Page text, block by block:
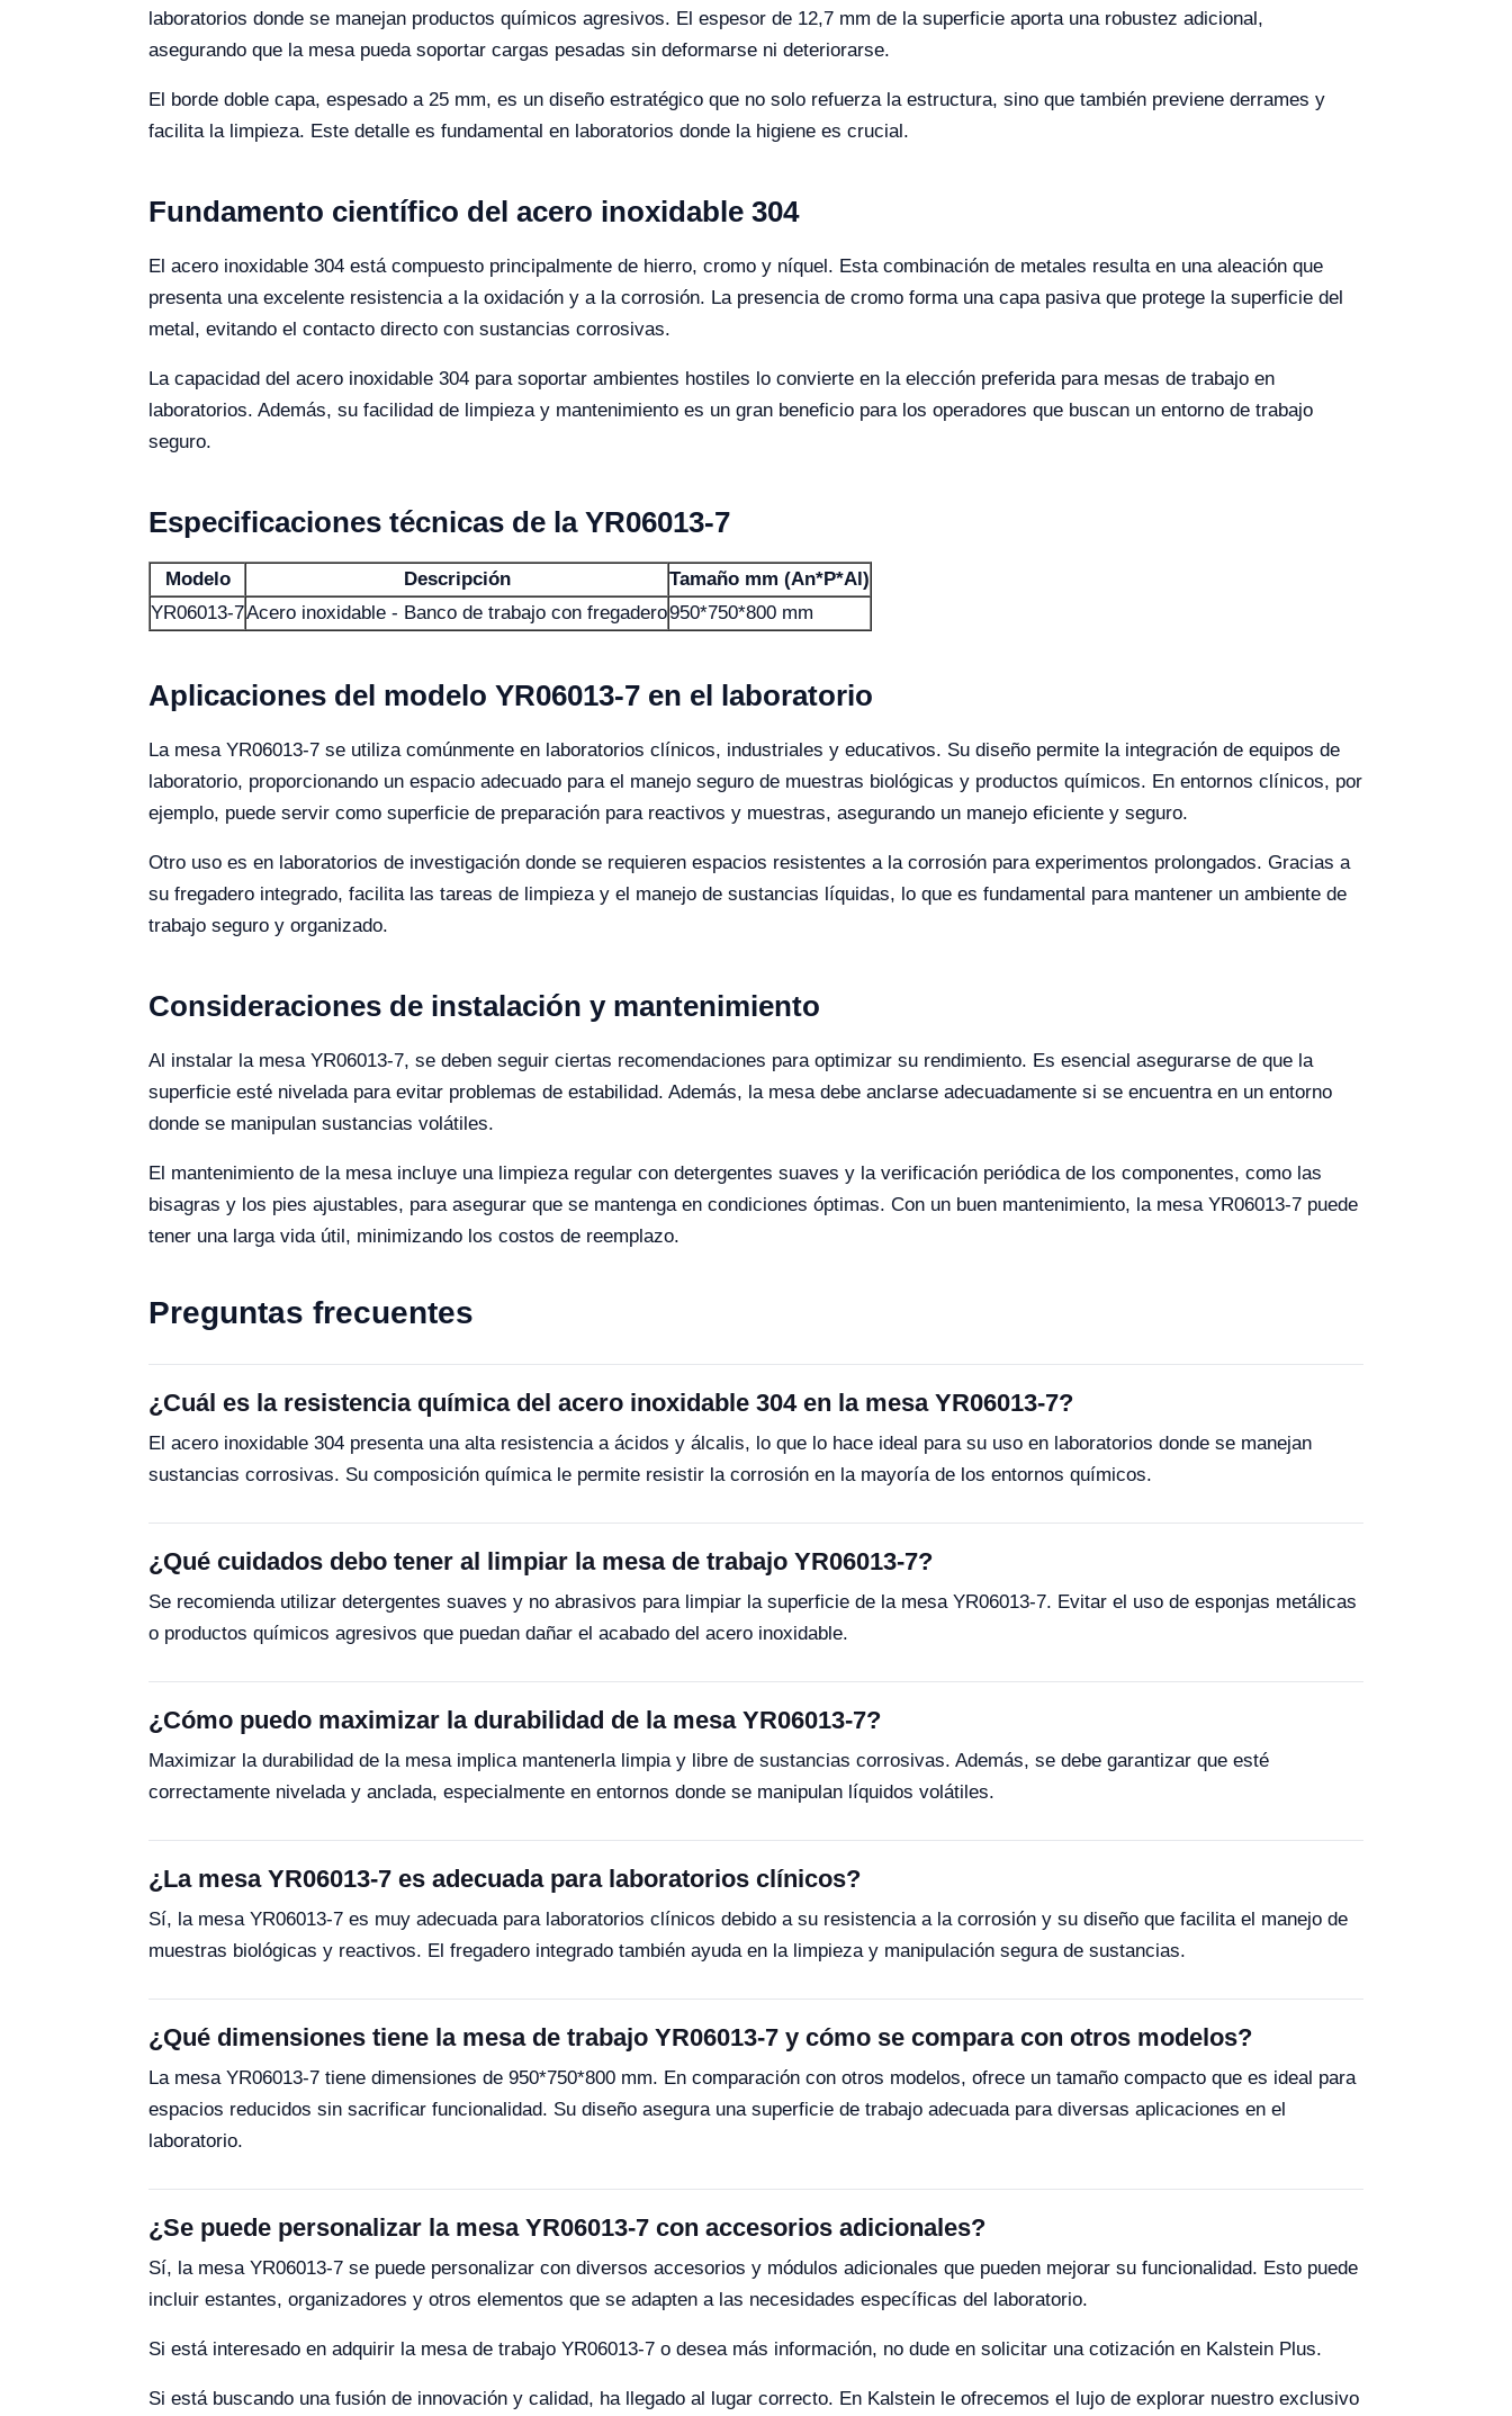
laboratorios donde se manejan productos químicos agresivos. El espesor de 12,7 mm de la superficie aporta una robustez adicional,
asegurando que la mesa pueda soportar cargas pesadas sin deformarse ni deteriorarse.
El borde doble capa, espesado a 25 mm, es un diseño estratégico que no solo refuerza la estructura, sino que también previene derrames y
facilita la limpieza. Este detalle es fundamental en laboratorios donde la higiene es crucial.
Fundamento científico del acero inoxidable 304
El acero inoxidable 304 está compuesto principalmente de hierro, cromo y níquel. Esta combinación de metales resulta en una aleación que
presenta una excelente resistencia a la oxidación y a la corrosión. La presencia de cromo forma una capa pasiva que protege la superficie del
metal, evitando el contacto directo con sustancias corrosivas.
La capacidad del acero inoxidable 304 para soportar ambientes hostiles lo convierte en la elección preferida para mesas de trabajo en
laboratorios. Además, su facilidad de limpieza y mantenimiento es un gran beneficio para los operadores que buscan un entorno de trabajo
seguro.
Especificaciones técnicas de la YR06013-7
Modelo Descripción
Tamaño mm (An*P*Al)
YR06013-7Acero inoxidable - Banco de trabajo con fregadero950*750*800 mm
Aplicaciones del modelo YR06013-7 en el laboratorio
La mesa YR06013-7 se utiliza comúnmente en laboratorios clínicos, industriales y educativos. Su diseño permite la integración de equipos de
laboratorio, proporcionando un espacio adecuado para el manejo seguro de muestras biológicas y productos químicos. En entornos clínicos, por
ejemplo, puede servir como superficie de preparación para reactivos y muestras, asegurando un manejo eficiente y seguro.
Otro uso es en laboratorios de investigación donde se requieren espacios resistentes a la corrosión para experimentos prolongados. Gracias a
su fregadero integrado, facilita las tareas de limpieza y el manejo de sustancias líquidas, lo que es fundamental para mantener un ambiente de
trabajo seguro y organizado.
Consideraciones de instalación y mantenimiento
Al instalar la mesa YR06013-7, se deben seguir ciertas recomendaciones para optimizar su rendimiento. Es esencial asegurarse de que la
superficie esté nivelada para evitar problemas de estabilidad. Además, la mesa debe anclarse adecuadamente si se encuentra en un entorno
donde se manipulan sustancias volátiles.
El mantenimiento de la mesa incluye una limpieza regular con detergentes suaves y la verificación periódica de los componentes, como las
bisagras y los pies ajustables, para asegurar que se mantenga en condiciones óptimas. Con un buen mantenimiento, la mesa YR06013-7 puede
tener una larga vida útil, minimizando los costos de reemplazo.
Preguntas frecuentes
¿Cuál es la resistencia química del acero inoxidable 304 en la mesa YR06013-7?
El acero inoxidable 304 presenta una alta resistencia a ácidos y álcalis, lo que lo hace ideal para su uso en laboratorios donde se manejan
sustancias corrosivas. Su composición química le permite resistir la corrosión en la mayoría de los entornos químicos.
¿Qué cuidados debo tener al limpiar la mesa de trabajo YR06013-7?
Se recomienda utilizar detergentes suaves y no abrasivos para limpiar la superficie de la mesa YR06013-7. Evitar el uso de esponjas metálicas
o productos químicos agresivos que puedan dañar el acabado del acero inoxidable.
¿Cómo puedo maximizar la durabilidad de la mesa YR06013-7?
Maximizar la durabilidad de la mesa implica mantenerla limpia y libre de sustancias corrosivas. Además, se debe garantizar que esté
correctamente nivelada y anclada, especialmente en entornos donde se manipulan líquidos volátiles.
¿La mesa YR06013-7 es adecuada para laboratorios clínicos?
Sí, la mesa YR06013-7 es muy adecuada para laboratorios clínicos debido a su resistencia a la corrosión y su diseño que facilita el manejo de
muestras biológicas y reactivos. El fregadero integrado también ayuda en la limpieza y manipulación segura de sustancias.
¿Qué dimensiones tiene la mesa de trabajo YR06013-7 y cómo se compara con otros modelos?
La mesa YR06013-7 tiene dimensiones de 950*750*800 mm. En comparación con otros modelos, ofrece un tamaño compacto que es ideal para
espacios reducidos sin sacrificar funcionalidad. Su diseño asegura una superficie de trabajo adecuada para diversas aplicaciones en el
laboratorio.
¿Se puede personalizar la mesa YR06013-7 con accesorios adicionales?
Sí, la mesa YR06013-7 se puede personalizar con diversos accesorios y módulos adicionales que pueden mejorar su funcionalidad. Esto puede
incluir estantes, organizadores y otros elementos que se adapten a las necesidades específicas del laboratorio.
Si está interesado en adquirir la mesa de trabajo YR06013-7 o desea más información, no dude en solicitar una cotización en Kalstein Plus.
Si está buscando una fusión de innovación y calidad, ha llegado al lugar correcto. En Kalstein le ofrecemos el lujo de explorar nuestro exclusivo